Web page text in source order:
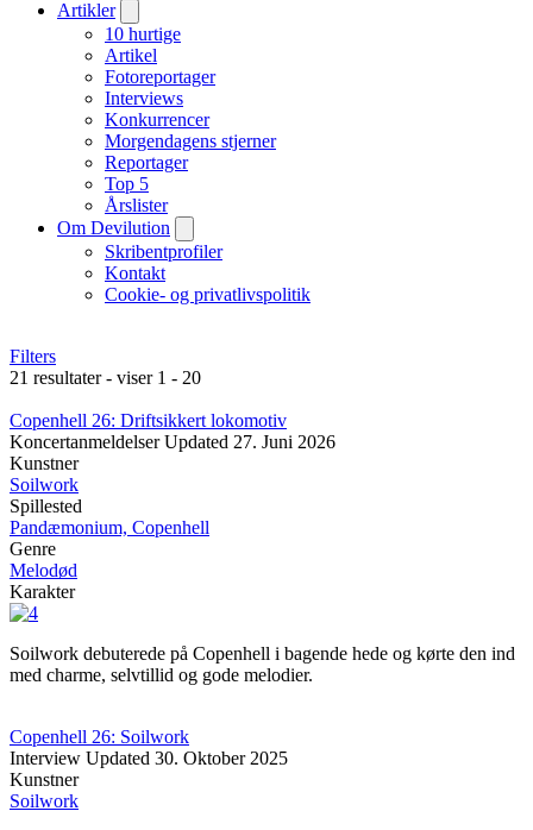
Artikler
10 hurtige
Artikel
Fotoreportager
Interviews
Konkurrencer
Morgendagens stjerner
Reportager
Top 5
Årslister
Om Devilution
Skribentprofiler
Kontakt
Cookie- og privatlivspolitik
Filters
21 resultater - viser 1 - 20
Copenhell 26: Driftsikkert lokomotiv
Koncertanmeldelser Updated 27. Juni 2026
Kunstner
Soilwork
Spillested
Pandæmonium, Copenhell
Genre
Melodød
Karakter
Soilwork debuterede på Copenhell i bagende hede og kørte den ind
med charme, selvtillid og gode melodier.
Copenhell 26: Soilwork
Interview Updated 30. Oktober 2025
Kunstner
Soilwork